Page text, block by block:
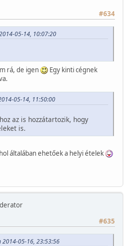
#634
05-14, 10:07:20
rá, de igen
Egy kinti cégnek
05-14, 11:50:00
az is hozzátartozik, hogy
is.
általában ehetőek a helyi ételek
#635
2014-05-16, 23:53:56